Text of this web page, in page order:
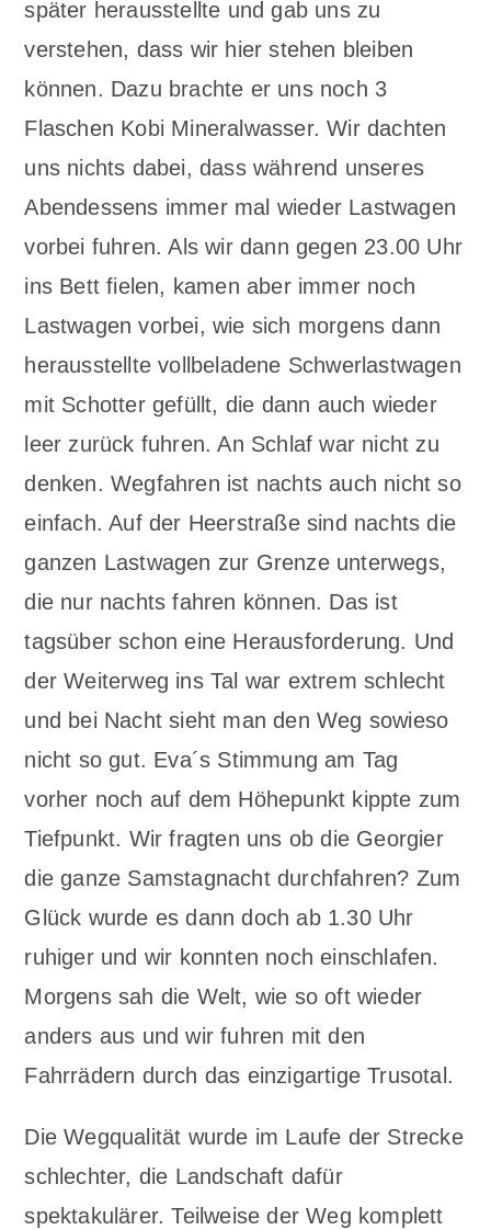
später herausstellte und gab uns zu
verstehen, dass wir hier stehen bleiben
können. Dazu brachte er uns noch 3
Flaschen Kobi Mineralwasser. Wir dachten
uns nichts dabei, dass während unseres
Abendessens immer mal wieder Lastwagen
vorbei fuhren. Als wir dann gegen 23.00 Uhr
ins Bett fielen, kamen aber immer noch
Lastwagen vorbei, wie sich morgens dann
herausstellte vollbeladene Schwerlastwagen
mit Schotter gefüllt, die dann auch wieder
leer zurück fuhren. An Schlaf war nicht zu
denken. Wegfahren ist nachts auch nicht so
einfach. Auf der Heerstraße sind nachts die
ganzen Lastwagen zur Grenze unterwegs,
die nur nachts fahren können. Das ist
tagsüber schon eine Herausforderung. Und
der Weiterweg ins Tal war extrem schlecht
und bei Nacht sieht man den Weg sowieso
nicht so gut. Eva´s Stimmung am Tag
vorher noch auf dem Höhepunkt kippte zum
Tiefpunkt. Wir fragten uns ob die Georgier
die ganze Samstagnacht durchfahren? Zum
Glück wurde es dann doch ab 1.30 Uhr
ruhiger und wir konnten noch einschlafen.
Morgens sah die Welt, wie so oft wieder
anders aus und wir fuhren mit den
Fahrrädern durch das einzigartige Trusotal.
Die Wegqualität wurde im Laufe der Strecke
schlechter, die Landschaft dafür
spektakulärer. Teilweise der Weg komplett